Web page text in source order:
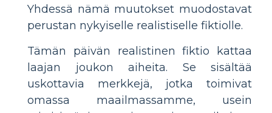
Yhdessä nämä muutokset muodostavat
perustan nykyiselle realistiselle fiktiolle.
Tämän päivän realistinen fiktio kattaa
laajan joukon aiheita. Se sisältää
uskottavia merkkejä, jotka toimivat
omassa maailmassamme, usein